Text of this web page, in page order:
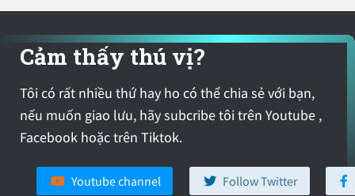
Cảm thấy thú vị?
Tôi có rất nhiều thứ hay ho có thể chia sẻ với bạn,
nếu muốn giao lưu, hãy subcribe tôi trên Youtube ,
Facebook hoặc trên Tiktok.
Youtube channel Follow Twitter